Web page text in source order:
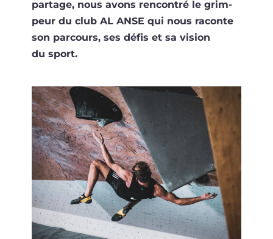
par­tage, nous avons ren­con­tré le grim­
peur du club AL ANSE qui nous raconte
son par­cours, ses défis et sa vision
du sport.